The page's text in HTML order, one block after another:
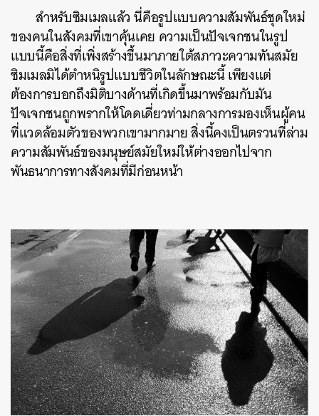
สำหรับซิมเมลแล้ว นี่คือรูปแบบความสัมพันธ์ชุดใหม่
ของคนในสังคมที่เขาคุ้นเคย ความเป็นปัจเจกชนในรูป
แบบนี้คือสิ่งที่เพิ่งสร้างขึ้นมาภายใต้สภาวะความทันสมัย
ซิมเมลมิได้ตำหนิรูปแบบชีวิตในลักษณะนี้ เพียงแต่
ต้องการบอกถึงมิติบางด้านที่เกิดขึ้นมาพร้อมกับมัน
ปัจเจกชนถูกพรากให้โดดเดี่ยวท่ามกลางการมองเห็นผู้คน
ที่แวดล้อมตัวของพวกเขามากมาย สิ่งนี้คงเป็นตรวนที่ล่าม
ความสัมพันธ์ของมนุษย์สมัยใหม่ให้ต่างออกไปจาก
พันธนาการทางสังคมที่มีก่อนหน้า